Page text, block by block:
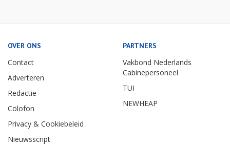
OVER ONS
Contact
Adverteren
Redactie
Colofon
Privacy & Cookiebeleid
Nieuwsscript
PARTNERS
Vakbond Nederlands
Cabinepersoneel
TUI
NEWHEAP